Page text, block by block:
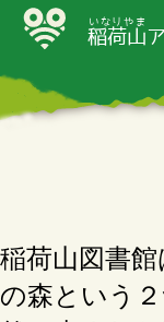
稲荷山
いなりやま
稲荷山図書
の森という